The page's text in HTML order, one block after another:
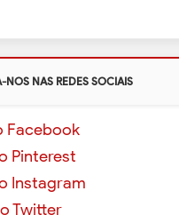
NOS NAS REDES SOCIAIS
Facebook
Pinterest
Instagram
Twitter